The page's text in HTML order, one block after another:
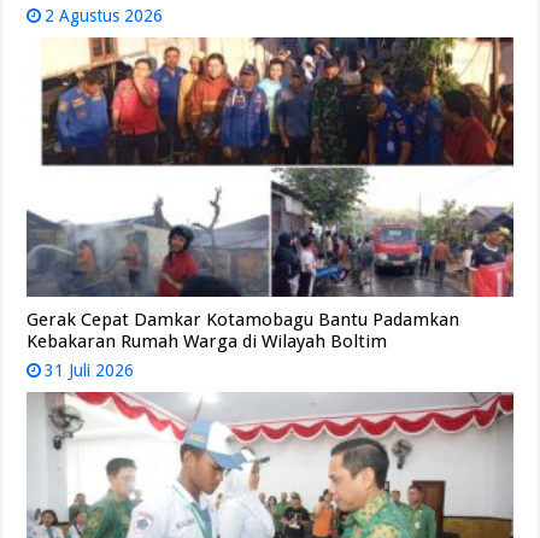
2 Agustus 2026
Gerak Cepat Damkar Kotamobagu Bantu Padamkan
Kebakaran Rumah Warga di Wilayah Boltim
31 Juli 2026